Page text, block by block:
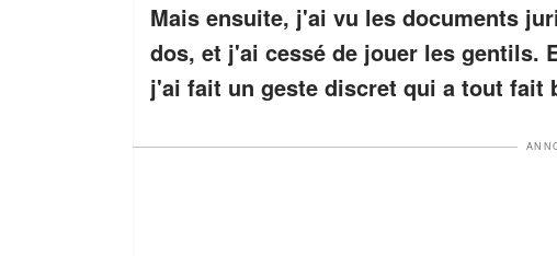
Mais ensuite, j'ai vu les documents
dos, et j'ai cessé de jouer les gentils.
j'ai fait un geste discret qui a tout fait